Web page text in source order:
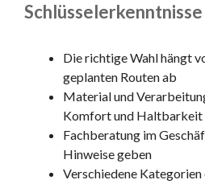
Schlüsselerkenntnisse
Die richtige Wahl hängt
geplanten Routen ab
Material und
Komfort und Haltbarkeit
Fachberatung im
Hinweise geben
Verschiedene Kategorien